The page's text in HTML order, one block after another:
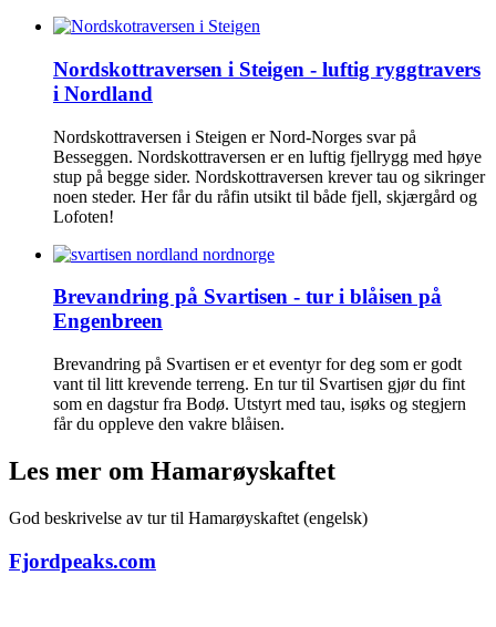
Nordskottraversen i Steigen - luftig ryggtravers
i Nordland
Nordskottraversen i Steigen er Nord-Norges svar på
Besseggen. Nordskottraversen er en luftig fjellrygg med høye
stup på begge sider. Nordskottraversen krever tau og sikringer
noen steder. Her får du råfin utsikt til både fjell, skjærgård og
Lofoten!
Brevandring på Svartisen - tur i blåisen på
Engenbreen
Brevandring på Svartisen er et eventyr for deg som er godt
vant til litt krevende terreng. En tur til Svartisen gjør du fint
som en dagstur fra Bodø. Utstyrt med tau, isøks og stegjern
får du oppleve den vakre blåisen.
Les mer om Hamarøyskaftet
God beskrivelse av tur til Hamarøyskaftet (engelsk)
Fjordpeaks.com